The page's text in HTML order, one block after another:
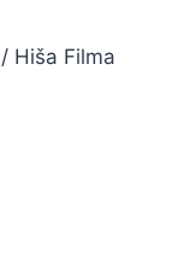
Hiša Filma